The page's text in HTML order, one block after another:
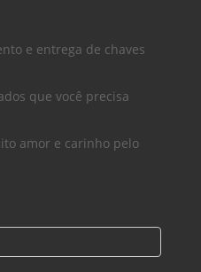
e entrega de chaves
que você precisa
amor e carinho pelo